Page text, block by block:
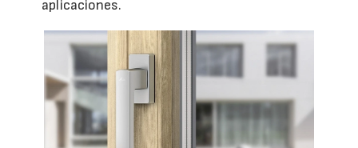
aplicaciones.